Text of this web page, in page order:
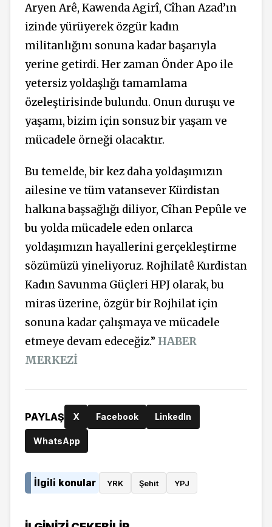
Aryen Arê, Kawenda Agirî, Cîhan Azad’ın
izinde yürüyerek özgür kadın
militanlığını sonuna kadar başarıyla
yerine getirdi. Her zaman Önder Apo ile
yetersiz yoldaşlığı tamamlama
özeleştirisinde bulundu. Onun duruşu ve
yaşamı, bizim için sonsuz bir yaşam ve
mücadele örneği olacaktır.
Bu temelde, bir kez daha yoldaşımızın
ailesine ve tüm vatansever Kürdistan
halkına başsağlığı diliyor, Cîhan Pepûle ve
bu yolda mücadele eden onlarca
yoldaşımızın hayallerini gerçekleştirme
sözümüzü yineliyoruz. Rojhilatê Kurdistan
Kadın Savunma Güçleri HPJ olarak, bu
miras üzerine, özgür bir Rojhilat için
sonuna kadar çalışmaya ve mücadele
etmeye devam edeceğiz.” HABER
MERKEZİ
PAYLAŞ X Facebook LinkedIn
WhatsApp
İlgili konular YRK Şehit YPJ